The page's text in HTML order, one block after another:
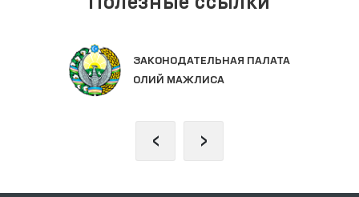
ЗАКОНОДАТЕЛЬНАЯ ПАЛАТА
ОЛИЙ МАЖЛИСА
‹ ›